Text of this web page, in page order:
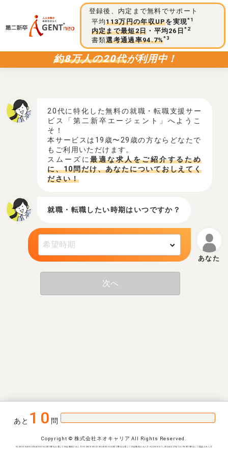
登録後、内定まで無料でサポート
平均113万円の年収UPを実現*1
内定まで最短2日 ・平均26日*2
書類選考通過率94.7%*3
約8万人の20代が利用中！
20代に特化した無料の就職・転職支援サー
ビス「第二新卒エージェント」へようこ
そ！
本サービスは19歳〜29歳の方ならどなたで
もご利用いただけます。
スムーズに最適な求人をご紹介するため
に、10問だけ、あなたについておしえてく
ださい！
就職・転職したい時期はいつですか？
次へ
あと 10 問
Copyright © 株式会社ネオキャリア All Rights Reserved.
※1 2021/04/01-2024/03/31の間で弊社を通じて内定獲得された方 ※2 2023/03/01-2024/02/31の間で弊社を通じて内定獲得された方 ※3 2023/3/1~2024/2/29までの1年間で弊社にて面談された方